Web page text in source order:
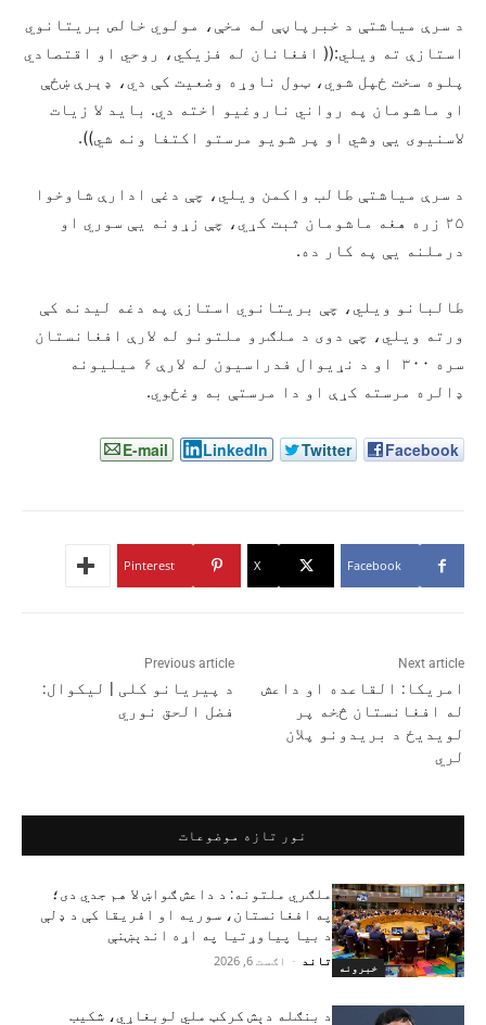
د سرې میاشتې د خبرپاڼې له مخې، مولوي خالص بریتانوي
استازې ته ویلي:(( افغانان له فزیکي، روحي او اقتصادي
پلوه سخت ځپل شوي، ټول ناوړه وضعیت کې دي، ډېرې ښځې
او ماشومان په رواني ناروغیو اخته دي. باید لا زیات
لاسنیوی یې وشي او پر شویو مرستو اکتفا ونه شي)).
د سرې میاشتې طالب واکمن ویلي، چې دغې ادارې شاوخوا
۲۵ زره هغه ماشومان ثبت کړي، چې زړونه یې سوري او
درملنه یې په کار ده.
طالبانو ویلي، چې بریتانوي استازې په دغه لیدنه کې
ورته ویلي، چې دوی د ملګرو ملتونو له لارې افغانستان
سره ۳۰۰ او د نړیوال فدراسیون له لارې ۶ میلیونه
ډالره مرسته کړې او دا مرستې به وغځوي.
Facebook
Twitter
LinkedIn
E-mail
Facebook
X
Pinterest
Previous article
د پيریانو کلی | لیکوال:
فضل الحق نوري
Next article
امریکا: القاعده او داعش
له افغانستان څخه پر
لویدیځ د بریدونو پلان
لري
نور تازه موضوعات
خبرونه
ملګري ملتونه: د داعش ګواښ لا هم جدي دی؛
په افغانستان، سوریه او افریقا کې د ډلې
د بیا پیاوړتیا په اړه اندېښنې
تاند - اګست 6, 2026
د بنګله دېش کرکټ ملي لوبغاړي، شکیب